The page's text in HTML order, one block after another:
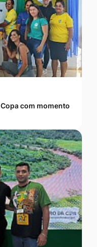
com momento